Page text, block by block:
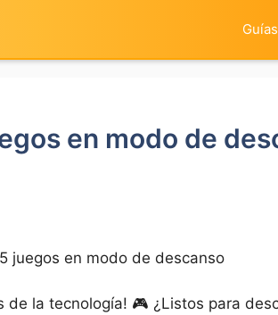
Guías
en modo de
juegos en modo de descanso
de la tecnología! 🎮 ¿Listos para